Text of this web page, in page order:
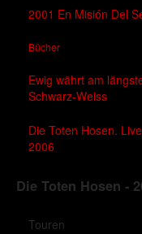
2001 En Misión Del
Bücher
Ewig währt am
Schwarz-Weiss
Die Toten Hosen.
2006
Die Toten Hosen -
Touren